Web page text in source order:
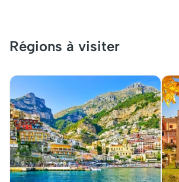
Régions à visiter